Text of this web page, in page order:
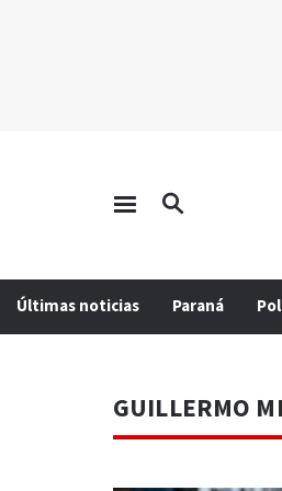
Últimas noticias Paraná
GUILLERMO